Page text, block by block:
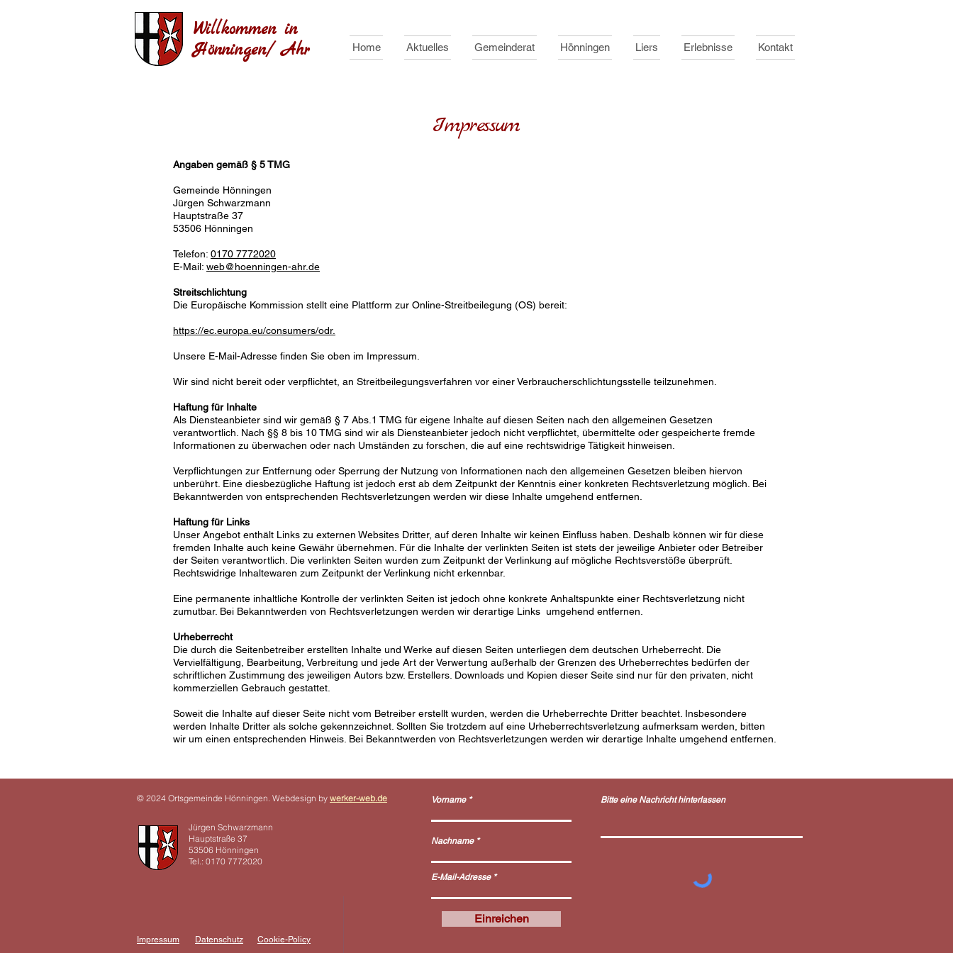
Willkommen in
Hönningen/ Ahr
Home Aktuelles Gemeinderat Hönningen Liers Erlebnisse Kontakt
Impressum
Angaben gemäß § 5 TMG
Gemeinde Hönningen
Jürgen Schwarzmann
Hauptstraße 37
53506 Hönningen
Telefon: 0170 7772020
E-Mail: web@hoenningen-ahr.de
Streitschlichtung
Die Europäische Kommission stellt eine Plattform zur Online-Streitbeilegung (OS) bereit:
https://ec.europa.eu/consumers/odr.
Unsere E-Mail-Adresse finden Sie oben im Impressum.
Wir sind nicht bereit oder verpflichtet, an Streitbeilegungsverfahren vor einer Verbraucherschlichtungsstelle teilzunehmen.
Haftung für Inhalte
Als Diensteanbieter sind wir gemäß § 7 Abs.1 TMG für eigene Inhalte auf diesen Seiten nach den allgemeinen Gesetzen
verantwortlich. Nach §§ 8 bis 10 TMG sind wir als Diensteanbieter jedoch nicht verpflichtet, übermittelte oder gespeicherte fremde
Informationen zu überwachen oder nach Umständen zu forschen, die auf eine rechtswidrige Tätigkeit hinweisen.
Verpflichtungen zur Entfernung oder Sperrung der Nutzung von Informationen nach den allgemeinen Gesetzen bleiben hiervon
unberührt. Eine diesbezügliche Haftung ist jedoch erst ab dem Zeitpunkt der Kenntnis einer konkreten Rechtsverletzung möglich. Bei
Bekanntwerden von entsprechenden Rechtsverletzungen werden wir diese Inhalte umgehend entfernen.
Haftung für Links
Unser Angebot enthält Links zu externen Websites Dritter, auf deren Inhalte wir keinen Einfluss haben. Deshalb können wir für diese
fremden Inhalte auch keine Gewähr übernehmen. Für die Inhalte der verlinkten Seiten ist stets der jeweilige Anbieter oder Betreiber
der Seiten verantwortlich. Die verlinkten Seiten wurden zum Zeitpunkt der Verlinkung auf mögliche Rechtsverstöße überprüft.
Rechtswidrige Inhaltewaren zum Zeitpunkt der Verlinkung nicht erkennbar.
Eine permanente inhaltliche Kontrolle der verlinkten Seiten ist jedoch ohne konkrete Anhaltspunkte einer Rechtsverletzung nicht
zumutbar. Bei Bekanntwerden von Rechtsverletzungen werden wir derartige Links umgehend entfernen.
Urheberrecht
Die durch die Seitenbetreiber erstellten Inhalte und Werke auf diesen Seiten unterliegen dem deutschen Urheberrecht. Die
Vervielfältigung, Bearbeitung, Verbreitung und jede Art der Verwertung außerhalb der Grenzen des Urheberrechtes bedürfen der
schriftlichen Zustimmung des jeweiligen Autors bzw. Erstellers. Downloads und Kopien dieser Seite sind nur für den privaten, nicht
kommerziellen Gebrauch gestattet.
Soweit die Inhalte auf dieser Seite nicht vom Betreiber erstellt wurden, werden die Urheberrechte Dritter beachtet. Insbesondere
werden Inhalte Dritter als solche gekennzeichnet. Sollten Sie trotzdem auf eine Urheberrechtsverletzung aufmerksam werden, bitten
wir um einen entsprechenden Hinweis. Bei Bekanntwerden von Rechtsverletzungen werden wir derartige Inhalte umgehend entfernen.
© 2024 Ortsgemeinde Hönningen. Webdesign by werker-web.de
Jürgen Schwarzmann
Hauptstraße 37
53506 Hönningen
Tel.: 0170 7772020
Impressum Datenschutz Cookie-Policy
Vorname
Nachname
E-Mail-Adresse
Bitte eine Nachricht hinterlassen
Einreichen